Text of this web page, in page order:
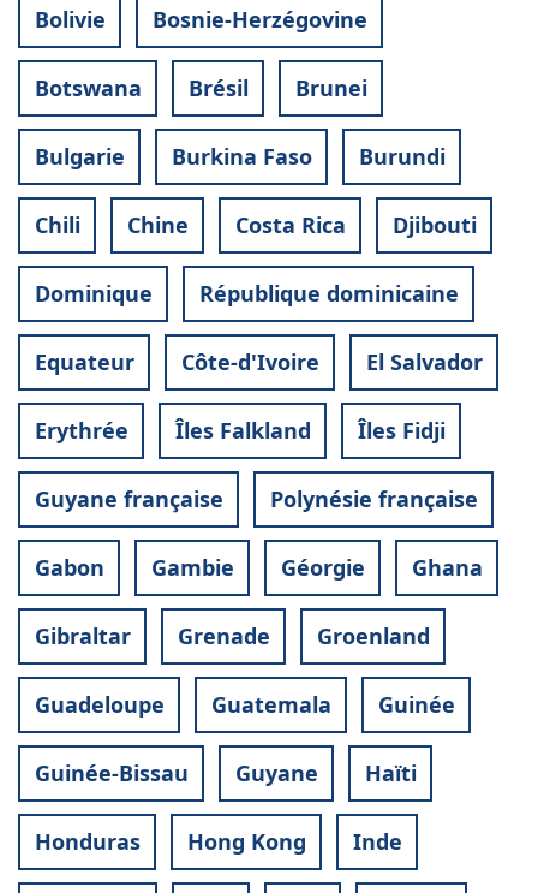
Bolivie Bosnie-Herzégovine
Botswana Brésil Brunei
Bulgarie Burkina Faso Burundi
Chili Chine Costa Rica Djibouti
Dominique République dominicaine
Equateur Côte-d'Ivoire El Salvador
Erythrée Îles Falkland Îles Fidji
Guyane française Polynésie française
Gabon Gambie Géorgie Ghana
Gibraltar Grenade Groenland
Guadeloupe Guatemala Guinée
Guinée-Bissau Guyane Haïti
Honduras Hong Kong Inde